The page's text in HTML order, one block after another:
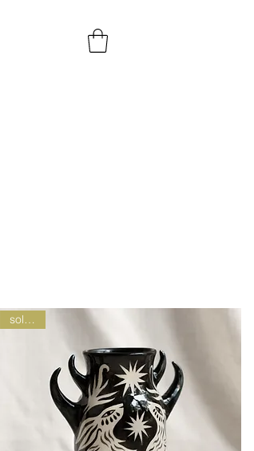
sold out